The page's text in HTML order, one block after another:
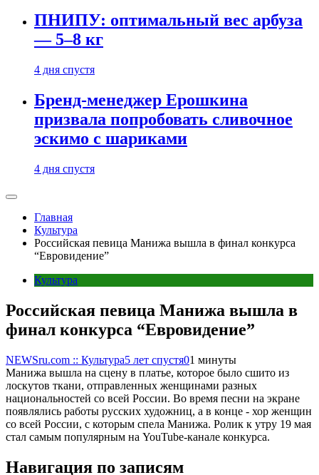
ПНИПУ: оптимальный вес арбуза
— 5–8 кг
4 дня спустя
Бренд-менеджер Ерошкина
призвала попробовать сливочное
эскимо с шариками
4 дня спустя
Главная
Культура
Российская певица Манижа вышла в финал конкурса
“Евровидение”
Культура
Российская певица Манижа вышла в
финал конкурса “Евровидение”
NEWSru.com :: Культура5 лет спустя01 минуты
Манижа вышла на сцену в платье, которое было сшито из
лоскутов ткани, отправленных женщинами разных
национальностей со всей России. Во время песни на экране
появлялись работы русских художниц, а в конце - хор женщин
со всей России, с которым спела Манижа. Ролик к утру 19 мая
стал самым популярным на YouTube-канале конкурса.
Навигация по записям